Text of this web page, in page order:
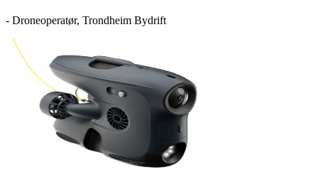
- Droneoperatør, Trondheim Bydrift